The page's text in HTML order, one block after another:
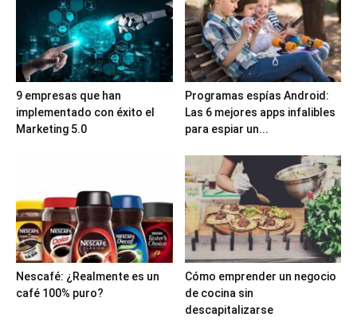
9 empresas que han
implementado con éxito el
Marketing 5.0
Programas espías Android:
Las 6 mejores apps infalibles
para espiar un...
Nescafé: ¿Realmente es un
café 100% puro?
Cómo emprender un negocio
de cocina sin
descapitalizarse